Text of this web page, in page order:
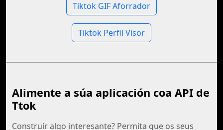
Tiktok GIF Aforrador
Tiktok Perfil Visor
Alimente a súa aplicación coa API de
Ttok
Construír algo interesante? Permita que os seus